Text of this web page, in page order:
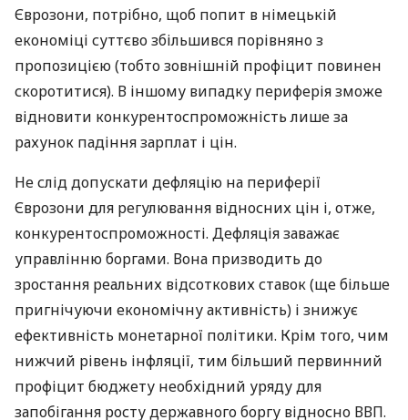
Єврозони, потрібно, щоб попит в німецькій
економіці суттєво збільшився порівняно з
пропозицією (тобто зовнішній профіцит повинен
скоротитися). В іншому випадку периферія зможе
відновити конкурентоспроможність лише за
рахунок падіння зарплат і цін.
Не слід допускати дефляцію на периферії
Єврозони для регулювання відносних цін і, отже,
конкурентоспроможності. Дефляція заважає
управлінню боргами. Вона призводить до
зростання реальних відсоткових ставок (ще більше
пригнічуючи економічну активність) і знижує
ефективність монетарної політики. Крім того, чим
нижчий рівень інфляції, тим більший первинний
профіцит бюджету необхідний уряду для
запобігання росту державного боргу відносно ВВП.